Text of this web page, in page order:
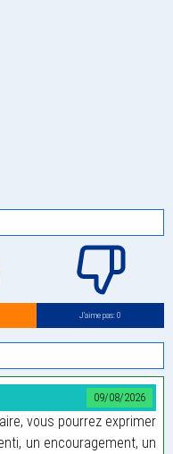
J’aime pas: 0
09/08/2026
vous pourrez exprimer
un encouragement, un